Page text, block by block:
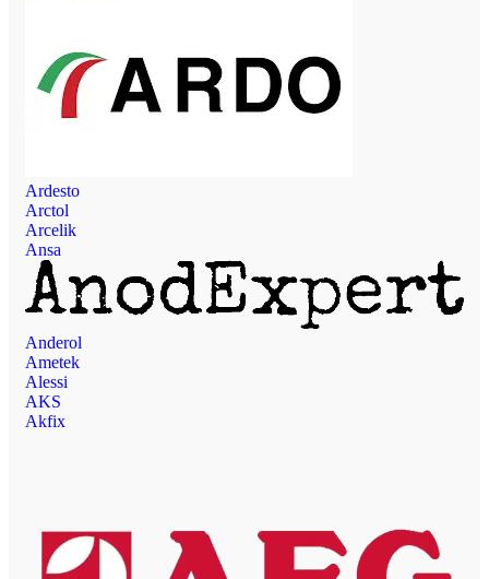
Ardesto
Arctol
Arcelik
Ansa
Anderol
Ametek
Alessi
AKS
Akfix